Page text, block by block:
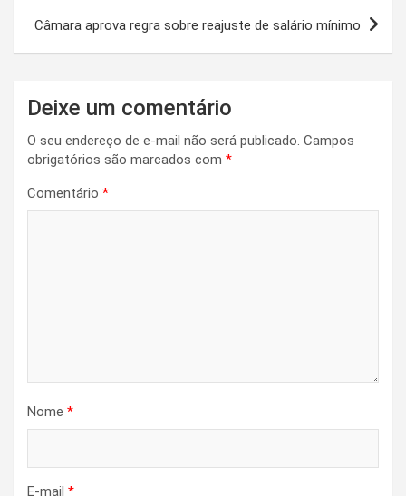
Câmara aprova regra sobre reajuste de salário mínimo
Deixe um comentário
O seu endereço de e-mail não será publicado. Campos
obrigatórios são marcados com *
Comentário *
Nome *
E-mail *